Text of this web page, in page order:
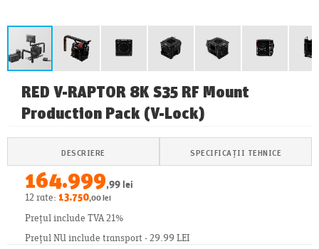
RED V-RAPTOR 8K S35 RF Mount
Production Pack (V-Lock)
DESCRIERE SPECIFICAȚII TEHNICE
164.999,99 lei
12 rate: 13.750,00 lei
Prețul include TVA 21%
Prețul NU include transport - 29.99 LEI